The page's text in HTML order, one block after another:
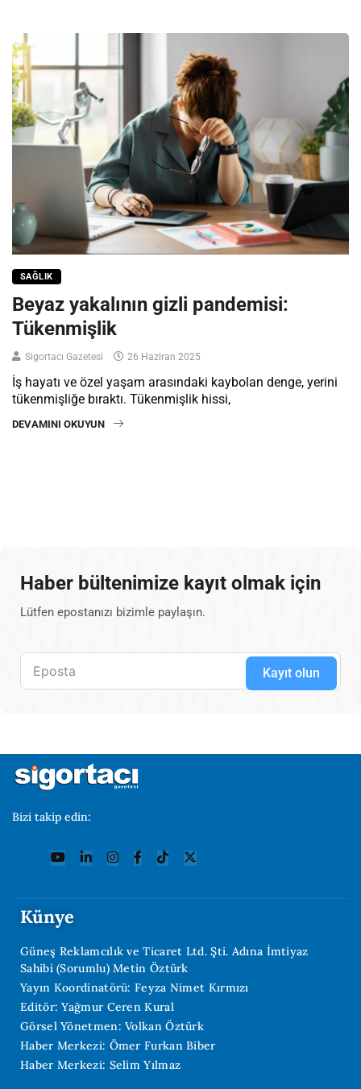
SAĞLIK
Beyaz yakalının gizli pandemisi:
Tükenmişlik
Sigortacı Gazetesi 26 Haziran 2025
İş hayatı ve özel yaşam arasındaki kaybolan denge, yerini
tükenmişliğe bıraktı. Tükenmişlik hissi,
DEVAMINI OKUYUN
Haber bültenimize kayıt olmak için
Lütfen epostanızı bizimle paylaşın.
Kayıt olun
Bizi takip edin:
Künye
Güneş Reklamcılık ve Ticaret Ltd. Şti. Adına İmtiyaz
Sahibi (Sorumlu) Metin Öztürk
Yayın Koordinatörü: Feyza Nimet Kırmızı
Editör: Yağmur Ceren Kural
Görsel Yönetmen: Volkan Öztürk
Haber Merkezi: Ömer Furkan Biber
Haber Merkezi: Selim Yılmaz